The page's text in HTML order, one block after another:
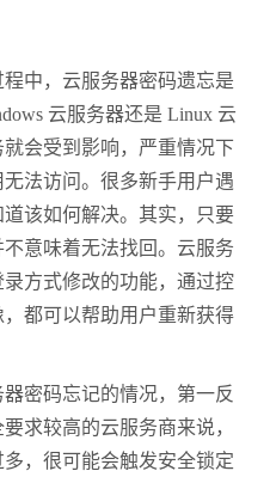
中，云服务器密码遗忘是
云服务器还是 Linux 云
会受到影响，严重情况下
法访问。很多新手用户遇
该如何解决。其实，只要
意味着无法找回。云服务
方式修改的功能，通过控
都可以帮助用户重新获得
密码忘记的情况，第一反
求较高的云服务商来说，
，很可能会触发安全锁定